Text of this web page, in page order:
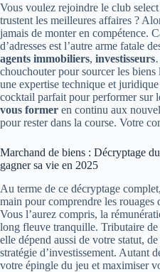
Vous voulez rejoindre le club
trustent les meilleures affaires ?
jamais de monter en compétence.
d’adresses est l’autre arme fatale
agents immobiliers, investisseurs
chouchouter pour sourcer les
une expertise technique et juridique
cocktail parfait pour performer sur
vous former en continu aux
pour rester dans la course. Votre
Marchand de biens : Décryptage
gagner sa vie en 2025
Au terme de ce décryptage
main pour comprendre les rouages
Vous l’aurez compris, la
long fleuve tranquille. Tributaire
elle dépend aussi de votre statut,
stratégie d’investissement. Autant
votre épingle du jeu et maximiser